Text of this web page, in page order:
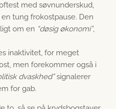
med søvnunderskud,
tung frokostpause. Den
om en “døsig økonomi”,
inaktivitet, for meget
men forekommer også i
dvaskhed”signalerer
for gab.